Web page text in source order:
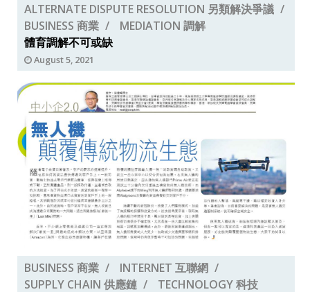
ALTERNATE DISPUTE RESOLUTION 另類解決爭議
BUSINESS 商業
MEDIATION 調解
體育調解不可或缺
August 5, 2021
BUSINESS 商業
INTERNET 互聯網
SUPPLY CHAIN 供應鏈
TECHNOLOGY 科技